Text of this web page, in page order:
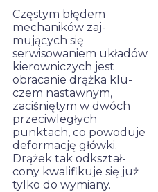
Częstym błędem
mechaników zaj-
mujących się
serwisowaniem układów
kierowniczych jest
obracanie drążka klu-
czem nastawnym,
zaciśniętym w dwóch
przeciwległych
punktach, co powoduje
deformację główki.
Drążek tak odkształ-
cony kwalifikuje się już
tylko do wymiany.